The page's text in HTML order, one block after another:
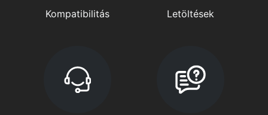
Kompatibilitás Letöltések